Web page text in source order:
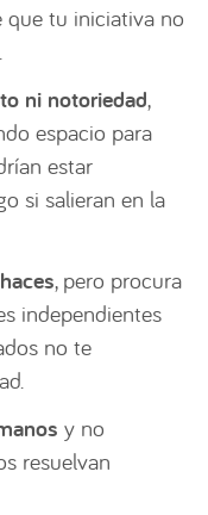
que tu iniciativa no
ni notoriedad,
espacio para
estar
si salieran en la
, pero procura
independientes
no te
y no
resuelvan